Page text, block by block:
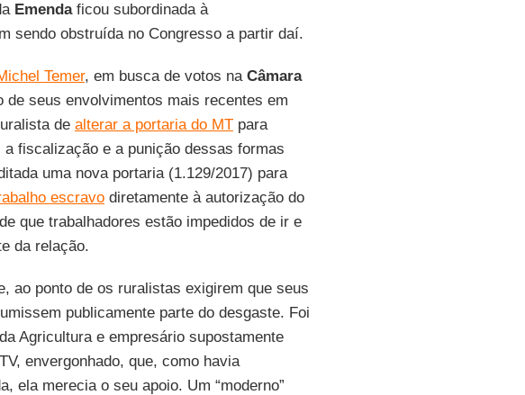
Emendaficou subordinada à
sendo obstruída no Congresso a partir daí.
Temer, em busca de votos na Câmara
seus envolvimentos mais recentes em
de alterar a portaria do MTpara
fiscalização e a punição dessas formas
uma nova portaria (1.129/2017) para
escravo diretamente à autorização do
que trabalhadores estão impedidos de ir e
da relação.
ao ponto de os ruralistas exigirem que seus
publicamente parte do desgaste. Foi
Agricultura e empresário supostamente
envergonhado, que, como havia
ela merecia o seu apoio. Um “moderno”